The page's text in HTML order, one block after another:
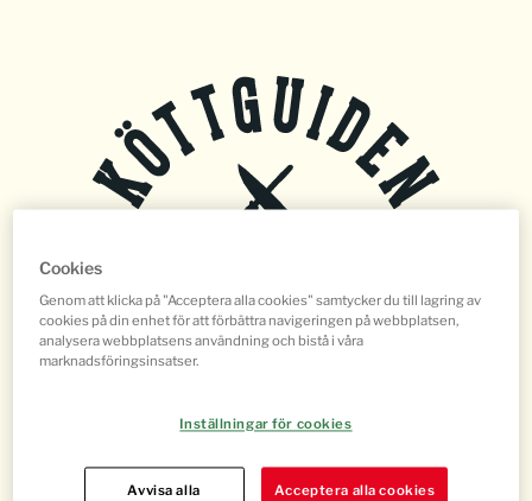
STYCKDETALJER
Cookies
Genom att klicka på "Acceptera alla cookies" samtycker du till lagring av
cookies på din enhet för att förbättra navigeringen på webbplatsen,
analysera webbplatsens användning och bistå i våra
marknadsföringsinsatser.
Inställningar för cookies
Avvisa alla Acceptera alla cookies